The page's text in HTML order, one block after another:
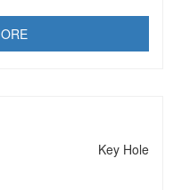
Key Hole